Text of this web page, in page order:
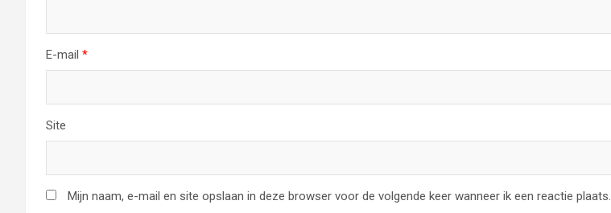
E-mail *
Site
Mijn naam, e-mail en site opslaan in deze browser voor de volgende keer wanneer ik een reactie plaats.